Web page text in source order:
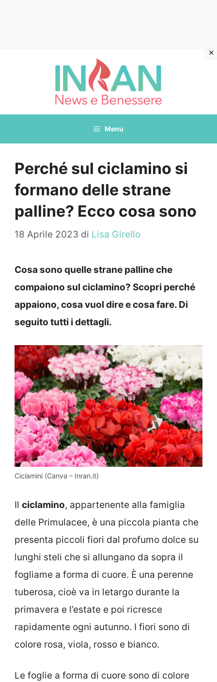
Menu
Perché sul ciclamino si
formano delle strane
palline? Ecco cosa sono
18 Aprile 2023 di Lisa Girello
Cosa sono quelle strane palline che
compaiono sul ciclamino? Scopri perché
appaiono, cosa vuol dire e cosa fare. Di
seguito tutti i dettagli.
Ciclamini (Canva – Inran.it)
Il ciclamino, appartenente alla famiglia
delle Primulacee, è una piccola pianta che
presenta piccoli fiori dal profumo dolce su
lunghi steli che si allungano da sopra il
fogliame a forma di cuore. È una perenne
tuberosa, cioè va in letargo durante la
primavera e l’estate e poi ricresce
rapidamente ogni autunno. I fiori sono di
colore rosa, viola, rosso e bianco.
Le foglie a forma di cuore sono di colore